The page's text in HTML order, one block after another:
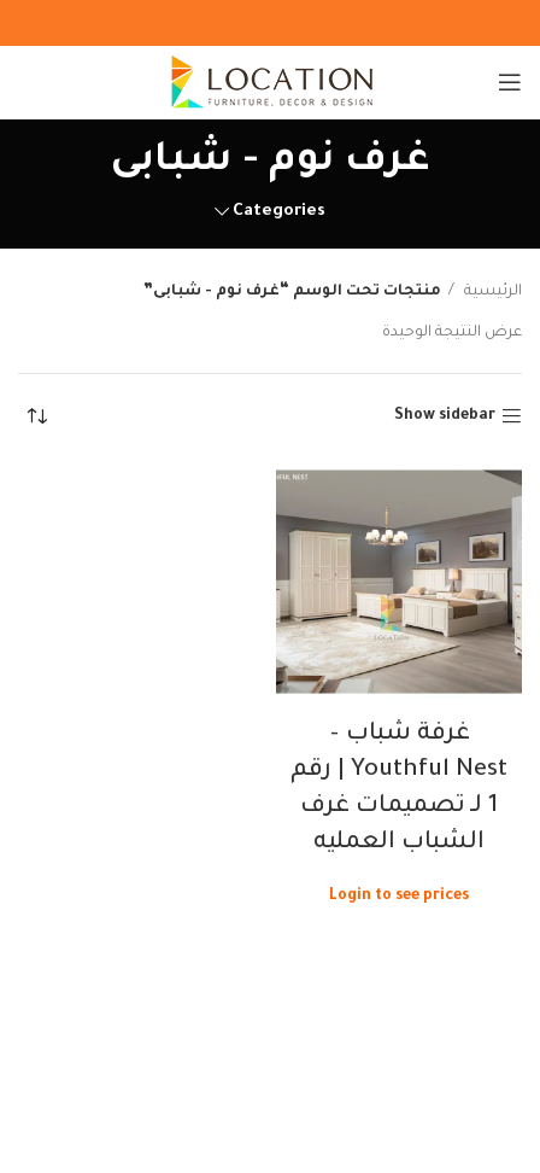
غرف نوم - شبابى
Categories
الرئيسية منتجات تحت الوسم “غرف نوم - شبابى”
عرض النتيجة الوحيدة
Show sidebar
غرفة شباب –
Youthful Nest | رقم
1 لـ تصميمات غرف
الشباب العمليه
Login to see prices